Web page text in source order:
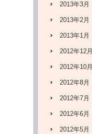
2013年3月
2013年2月
2013年1月
2012年12月
2012年10月
2012年8月
2012年7月
2012年6月
2012年5月